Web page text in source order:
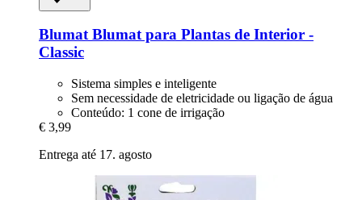
BlumatBlumat para Plantas de Interior -​
Classic
Sistema simples e inteligente
Sem necessidade de eletricidade ou ligação de água
Conteúdo: 1 cone de irrigação
€ 3,99
Entrega até 17. agosto